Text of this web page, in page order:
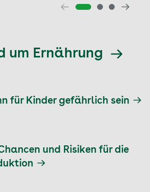
um Ernährung
für Kinder gefährlich sein
und Risiken für die